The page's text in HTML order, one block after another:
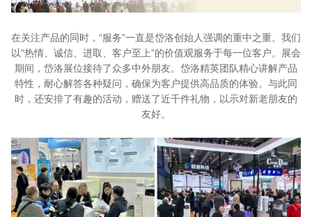
在关注产品的同时，“服务”一直是岱洛创始人强调的重中之重。我们
以“热情、诚信、进取、客户至上”的价值观服务于每一位客户。展会
期间，岱洛展位接待了众多中外朋友。岱洛精英团队精心讲解产品
特性，耐心解答各种疑问，确保为客户提供高品质的体验。与此同
时，还安排了有趣的活动，赠送了近千件礼物，以示对新老朋友的
友好。